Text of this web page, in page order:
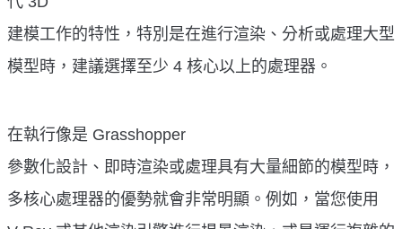
建模工作的特性，特別是在進行渲染、分析或處理大型
模型時，建議選擇至少 4 核心以上的處理器。
在執行像是 Grasshopper
參數化設計、即時渲染或處理具有大量細節的模型時，
多核心處理器的優勢就會非常明顯。例如，當您使用